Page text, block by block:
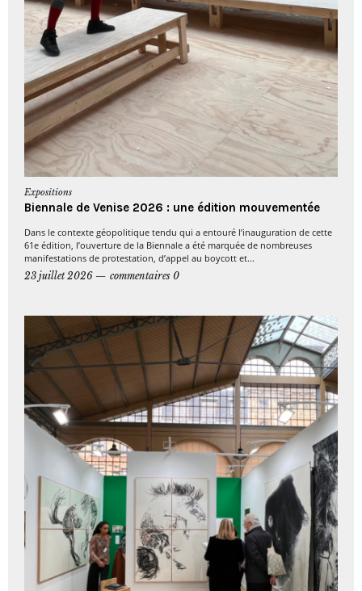
Expositions
Biennale de Venise 2026 : une édition mouvementée
Dans le contexte géopolitique tendu qui a entouré l’inauguration de cette
61e édition, l’ouverture de la Biennale a été marquée de nombreuses
manifestations de protestation, d’appel au boycott et...
23 juillet 2026
commentaires 0